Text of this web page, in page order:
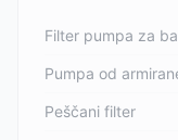
Filter pumpa za
Pumpa od
Peščani filter